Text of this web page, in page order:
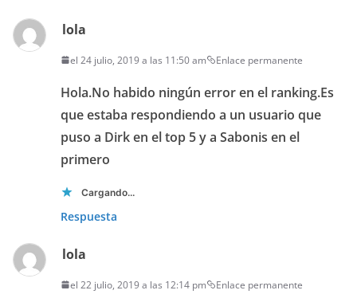
lola
el 24 julio, 2019 a las 11:50 am Enlace permanente
Hola.No habido ningún error en el ranking.Es
que estaba respondiendo a un usuario que
puso a Dirk en el top 5 y a Sabonis en el
primero
Cargando...
Respuesta
lola
el 22 julio, 2019 a las 12:14 pm Enlace permanente